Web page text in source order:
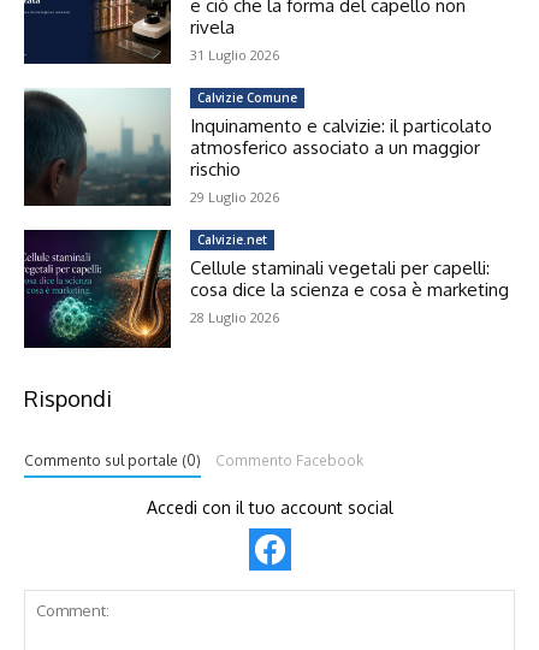
e ciò che la forma del capello non
rivela
31 Luglio 2026
Calvizie Comune
Inquinamento e calvizie: il particolato
atmosferico associato a un maggior
rischio
29 Luglio 2026
Calvizie.net
Cellule staminali vegetali per capelli:
cosa dice la scienza e cosa è marketing
28 Luglio 2026
Rispondi
Commento sul portale (0) Commento Facebook
Accedi con il tuo account social